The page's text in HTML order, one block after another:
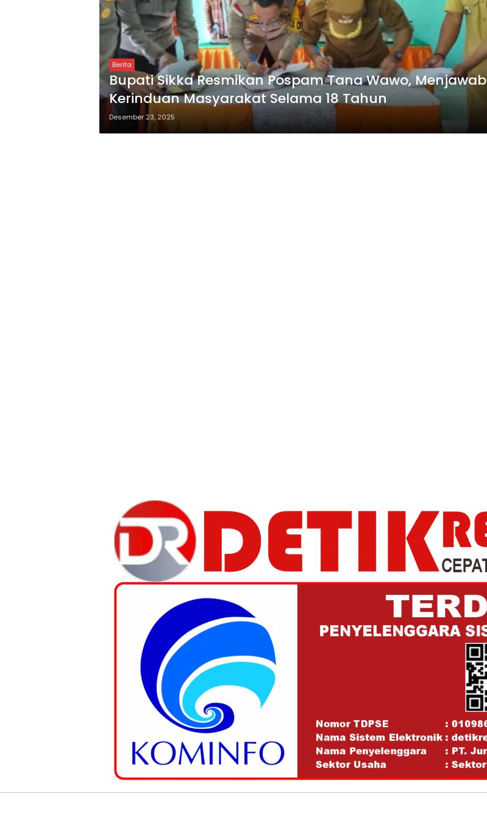
Berita
Bupati Sikka Resmikan Pospam Tana Wawo, Menjawab
Kerinduan Masyarakat Selama 18 Tahun
Desember 23, 2025